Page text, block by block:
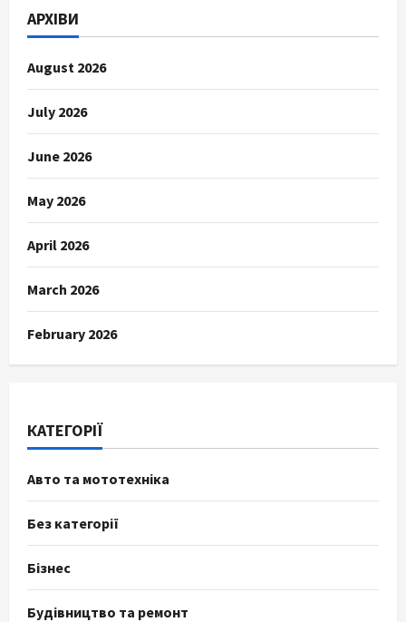
АРХІВИ
August 2026
July 2026
June 2026
May 2026
April 2026
March 2026
February 2026
КАТЕГОРІЇ
Авто та мототехніка
Без категорії
Бізнес
Будівництво та ремонт